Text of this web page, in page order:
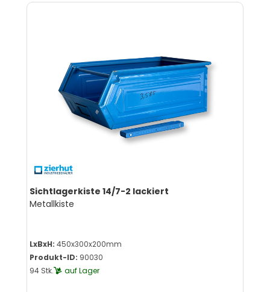
Sichtlagerkiste 14/7-2 lackiert
Metallkiste
LxBxH: 450x300x200mm
Produkt-ID: 90030
94 Stk.
auf Lager